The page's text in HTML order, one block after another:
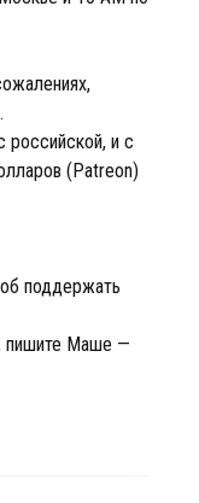
российской, и с
(Patreon)
поддержать
пишите Маше —